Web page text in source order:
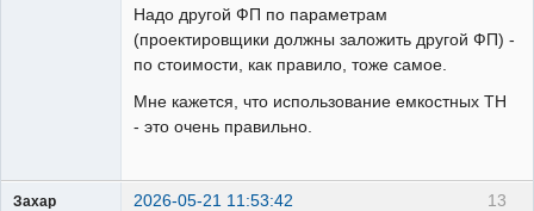
Надо другой ФП по параметрам
(проектировщики должны заложить другой ФП) -
по стоимости, как правило, тоже самое.
Мне кажется, что использование емкостных ТН
- это очень правильно.
13
Захар 2026-05-21 11:53:42